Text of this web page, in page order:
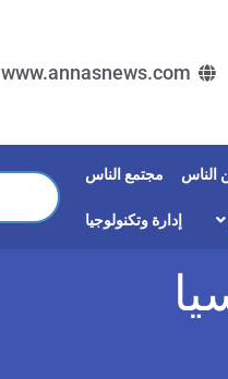
www.annasnews.com
الناس مجتمع الناس
إدارة وتكنولوجيا